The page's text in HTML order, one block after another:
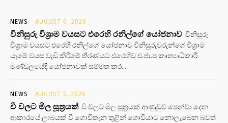
NEWS AUGUST 6, 2026
විනිසුරු විශ්‍රාම වයසට එරෙහි රනිල්ගේ යෝජනාව විනිසුරු
විශ්‍රාම වයසට එරෙහි රනිල්ගේ යෝජනාව විනිසුරුවරුන්ගේ විශ්‍රාම
යෑමේ වයස වැඩි කිරීමේ තීරණයට එරෙහිව එ.ජා.ප කෘත්‍යාධිකාරී
මණ්ඩලයේදී යෝජනාවක් සම්මත කර...
NEWS AUGUST 5, 2026
වී වලට මිල සූත්‍රයක් වී වලට මිල සූත්‍රයක් ආණුඩුව පෙන්වා දෙන
ආකාරයේ ලාබයක් වී ගොවිතැන තුළින් ගොවියාට නොලැබෙන බවත්